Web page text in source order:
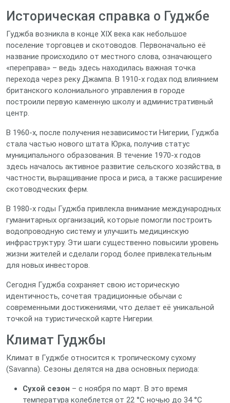
Историческая справка о Гуджбе
Гуджба возникла в конце XIX века как небольшое
поселение торговцев и скотоводов. Первоначально её
название происходило от местного слова, означающего
«переправа» – ведь здесь находилась важная точка
перехода через реку Джампа. В 1910‑х годах под влиянием
британского колониального управления в городе
построили первую каменную школу и административный
центр.
В 1960‑х, после получения независимости Нигерии, Гуджба
стала частью нового штата Юрка, получив статус
муниципального образования. В течение 1970‑х годов
здесь началось активное развитие сельского хозяйства, в
частности, выращивание проса и риса, а также расширение
скотоводческих ферм.
В 1980‑х годы Гуджба привлекла внимание международных
гуманитарных организаций, которые помогли построить
водопроводную систему и улучшить медицинскую
инфраструктуру. Эти шаги существенно повысили уровень
жизни жителей и сделали город более привлекательным
для новых инвесторов.
Сегодня Гуджба сохраняет свою историческую
идентичность, сочетая традиционные обычаи с
современными достижениями, что делает её уникальной
точкой на туристической карте Нигерии.
Климат Гуджбы
Климат в Гуджбе относится к тропическому сухому
(Savanna). Сезоны делятся на два основных периода:
Сухой сезон – с ноября по март. В это время
температура колеблется от 22 °C ночью до 34 °C